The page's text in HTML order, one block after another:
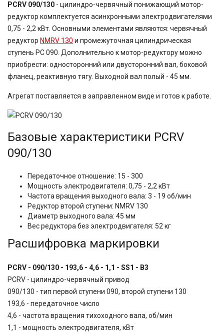
PCRV 090/130 - цилиндро-червячный понижающий мотор-
редуктор комплектуется асинхронными электродвигателями
0,75 - 2,2 кВт. Основными элементами являются: червячный
редуктор NMRV 130 и промежуточная цилиндрическая
ступень PC 090. Дополнительно к мотор-редуктору можно
приобрести: односторонний или двусторонний вал, боковой
фланец, реактивную тягу. Выходной вал полый - 45 мм.
Агрегат поставляется в заправленном виде и готов к работе.
Базовые характеристики PCRV
090/130
Передаточное отношение: 15 - 300
Мощность электродвигателя: 0,75 - 2,2 кВт
Частота вращения выходного вала: 3 - 19 об/мин
Редуктор второй ступени: NMRV 130
Диаметр выходного вала: 45 мм
Вес редуктора без электродвигателя: 52 кг
Расшифровка маркировки
PCRV - 090/130 - 193,6 - 4,6 - 1,1 - SS1 - B3
PCRV - цилиндро-червячный привод
090/130 - тип первой ступени 090, второй ступени 130
193,6 - передаточное число
4,6 - частота вращения тихоходного вала, об/мин
1,1 - мощность электродвигателя, кВт